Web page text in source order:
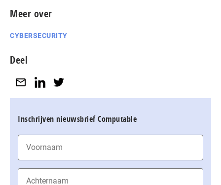
Meer over
CYBERSECURITY
Deel
Inschrijven nieuwsbrief Computable